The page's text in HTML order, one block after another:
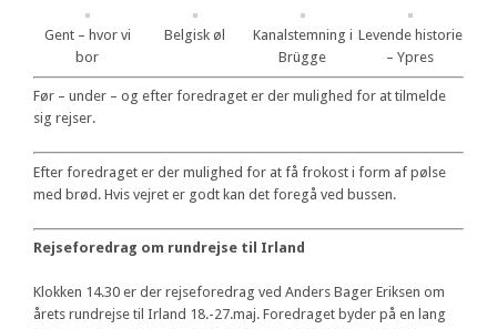
Gent – hvor vi
bor
Belgisk øl
Kanalstemning i
Brügge
Levende historie
– Ypres
Før – under – og efter foredraget er der mulighed for at tilmelde
sig rejser.
Efter foredraget er der mulighed for at få frokost i form af pølse
med brød. Hvis vejret er godt kan det foregå ved bussen.
Rejseforedrag om rundrejse til Irland
Klokken 14.30 er der rejseforedrag ved Anders Bager Eriksen om
årets rundrejse til Irland 18.-27.maj. Foredraget byder på en lang